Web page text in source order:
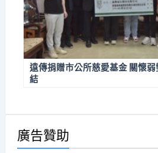
遠傳捐贈市公所慈愛基金 關懷
結
廣告贊助